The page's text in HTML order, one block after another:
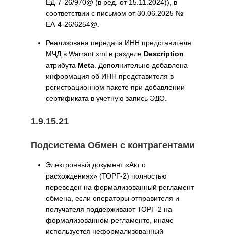
ЕД-7-26/970@ (в ред. от 15.11.2024)), в
соответствии с письмом от 30.06.2025 №
ЕА-4-26/6254@.
Реализована передача ИНН представителя
МЧД в Warrant.xml в разделе Description
атрибута Meta . Дополнительно добавлена
информация об ИНН представителя в
регистрационном пакете при добавлении
сертификата в учетную запись ЭДО.
1.9.15.21
Подсистема Обмен с контрагентами
Электронный документ «Акт о
расхождениях» (ТОРГ-2) полностью
переведен на формализованный регламент
обмена, если операторы отправителя и
получателя поддерживают ТОРГ-2 на
формализованном регламенте, иначе
используется неформализованный